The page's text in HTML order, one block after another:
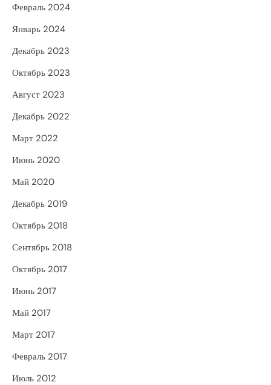
Февраль 2024
Январь 2024
Декабрь 2023
Октябрь 2023
Август 2023
Декабрь 2022
Март 2022
Июнь 2020
Май 2020
Декабрь 2019
Октябрь 2018
Сентябрь 2018
Октябрь 2017
Июнь 2017
Май 2017
Март 2017
Февраль 2017
Июль 2012